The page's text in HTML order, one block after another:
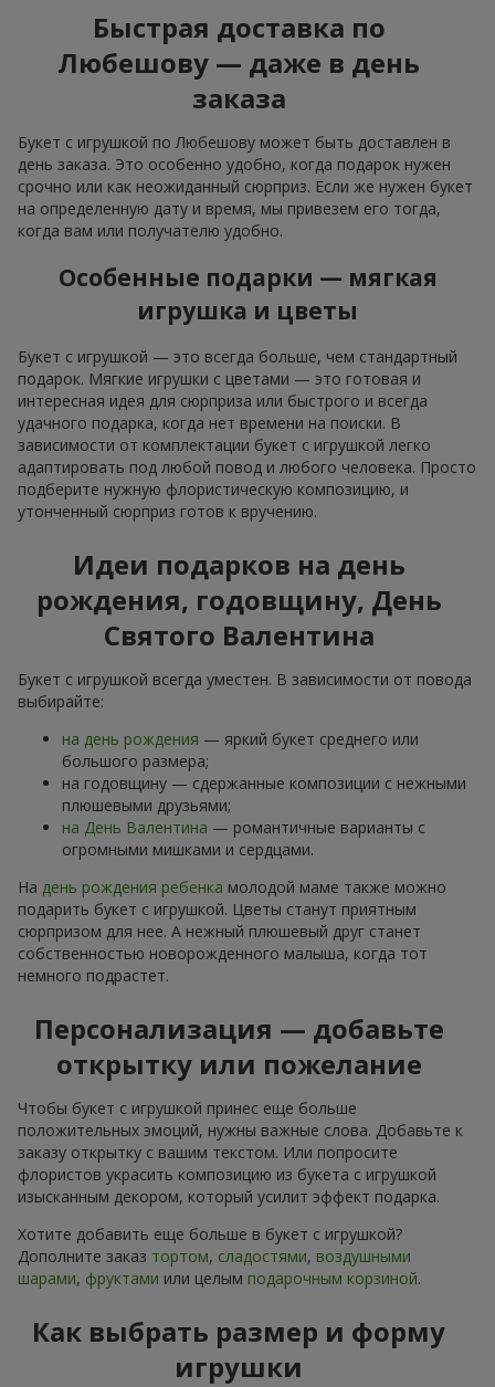
Быстрая доставка по
Любешову — даже в день
заказа
Букет с игрушкой по Любешову может быть доставлен в
день заказа. Это особенно удобно, когда подарок нужен
срочно или как неожиданный сюрприз. Если же нужен букет
на определенную дату и время, мы привезем его тогда,
когда вам или получателю удобно.
Особенные подарки — мягкая
игрушка и цветы
Букет с игрушкой — это всегда больше, чем стандартный
подарок. Мягкие игрушки с цветами — это готовая и
интересная идея для сюрприза или быстрого и всегда
удачного подарка, когда нет времени на поиски. В
зависимости от комплектации букет с игрушкой легко
адаптировать под любой повод и любого человека. Просто
подберите нужную флористическую композицию, и
утонченный сюрприз готов к вручению.
Идеи подарков на день
рождения, годовщину, День
Святого Валентина
Букет с игрушкой всегда уместен. В зависимости от повода
выбирайте:
на день рождения — яркий букет среднего или
большого размера;
на годовщину — сдержанные композиции с нежными
плюшевыми друзьями;
на День Валентина — романтичные варианты с
огромными мишками и сердцами.
На день рождения ребенка молодой маме также можно
подарить букет с игрушкой. Цветы станут приятным
сюрпризом для нее. А нежный плюшевый друг станет
собственностью новорожденного малыша, когда тот
немного подрастет.
Персонализация — добавьте
открытку или пожелание
Чтобы букет с игрушкой принес еще больше
положительных эмоций, нужны важные слова. Добавьте к
заказу открытку с вашим текстом. Или попросите
флористов украсить композицию из букета с игрушкой
изысканным декором, который усилит эффект подарка.
Хотите добавить еще больше в букет с игрушкой?
Дополните заказ тортом, сладостями, воздушными
шарами, фруктами или целым подарочным корзиной.
Как выбрать размер и форму
игрушки